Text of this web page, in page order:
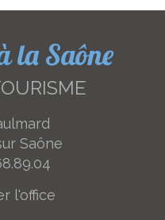
la Saône
Saône
l'office